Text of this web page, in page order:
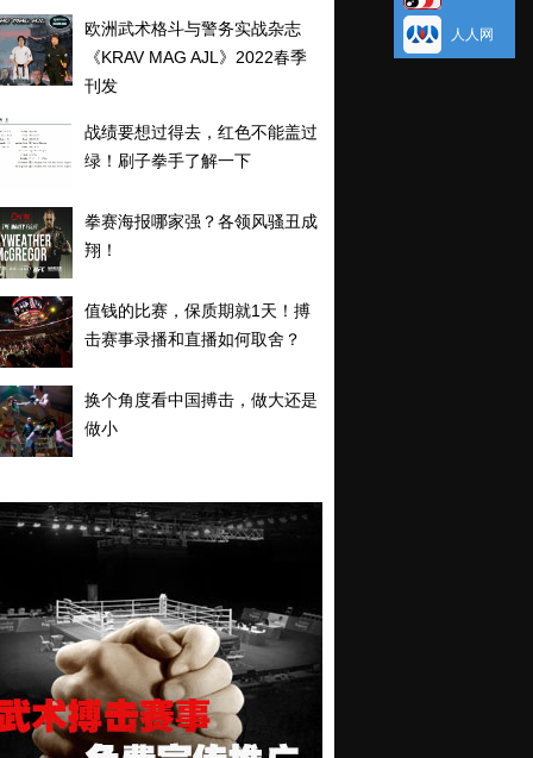
欧洲武术格斗与警务实战杂志
《KRAV MAG AJL》2022春季
刊发
战绩要想过得去，红色不能盖过
绿！刷子拳手了解一下
拳赛海报哪家强？各领风骚丑成
翔！
值钱的比赛，保质期就1天！搏
击赛事录播和直播如何取舍？
换个角度看中国搏击，做大还是
做小
人人网